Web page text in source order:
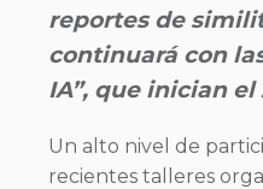
reportes de
continuará con
IA”, que inician el
Un alto nivel de
recientes talleres